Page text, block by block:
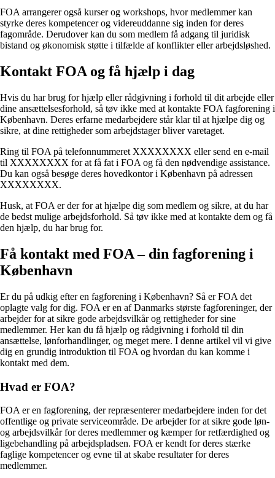
FOA arrangerer også kurser og workshops, hvor medlemmer kan
styrke deres kompetencer og videreuddanne sig inden for deres
fagområde. Derudover kan du som medlem få adgang til juridisk
bistand og økonomisk støtte i tilfælde af konflikter eller arbejdsløshed.
Kontakt FOA og få hjælp i dag
Hvis du har brug for hjælp eller rådgivning i forhold til dit arbejde eller
dine ansættelsesforhold, så tøv ikke med at kontakte FOA fagforening i
København. Deres erfarne medarbejdere står klar til at hjælpe dig og
sikre, at dine rettigheder som arbejdstager bliver varetaget.
Ring til FOA på telefonnummeret XXXXXXXX eller send en e-mail
til XXXXXXXX for at få fat i FOA og få den nødvendige assistance.
Du kan også besøge deres hovedkontor i København på adressen
XXXXXXXX.
Husk, at FOA er der for at hjælpe dig som medlem og sikre, at du har
de bedst mulige arbejdsforhold. Så tøv ikke med at kontakte dem og få
den hjælp, du har brug for.
Få kontakt med FOA – din fagforening i
København
Er du på udkig efter en fagforening i København? Så er FOA det
oplagte valg for dig. FOA er en af Danmarks største fagforeninger, der
arbejder for at sikre gode arbejdsvilkår og rettigheder for sine
medlemmer. Her kan du få hjælp og rådgivning i forhold til din
ansættelse, lønforhandlinger, og meget mere. I denne artikel vil vi give
dig en grundig introduktion til FOA og hvordan du kan komme i
kontakt med dem.
Hvad er FOA?
FOA er en fagforening, der repræsenterer medarbejdere inden for det
offentlige og private serviceområde. De arbejder for at sikre gode løn-
og arbejdsvilkår for deres medlemmer og kæmper for retfærdighed og
ligebehandling på arbejdspladsen. FOA er kendt for deres stærke
faglige kompetencer og evne til at skabe resultater for deres
medlemmer.